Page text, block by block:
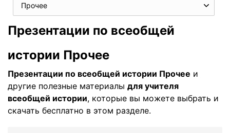
Прочее
Презентации по всеобщей
истории Прочее
Презентации по всеобщей истории Прочее и
другие полезные материалы для учителя
всеобщей истории, которые вы можете выбрать и
скачать бесплатно в этом разделе.